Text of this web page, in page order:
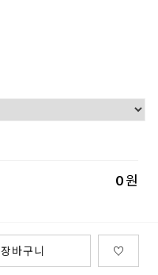
0원
장바구니 ♡